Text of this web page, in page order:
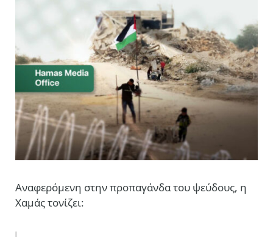
Αναφερόμενη στην προπαγάνδα του ψεύδους, η
Χαμάς τονίζει: